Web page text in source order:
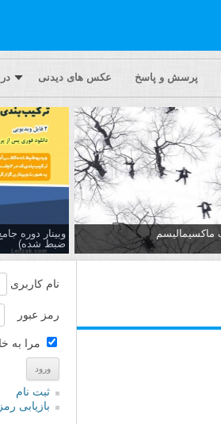
پرسش و پاسخ عکس های دیدنی
وبینار دوره
ضبط شده)
نام کاربری
رمز عبور
مرا به
ثبت نام
بازیابی